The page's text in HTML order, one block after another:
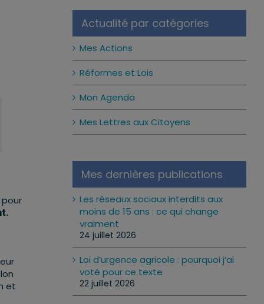
et
Actualité par catégories
Mes Actions
Réformes et Lois
Mon Agenda
Mes Lettres aux Citoyens
Mes dernières publications
Les réseaux sociaux interdits aux
moins de 15 ans : ce qui change
vraiment
24 juillet 2026
Loi d’urgence agricole : pourquoi j’ai
voté pour ce texte
22 juillet 2026